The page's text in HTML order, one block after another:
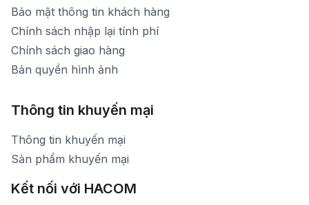
Bảo mật thông tin khách hàng
Chính sách nhập lại tính phí
Chính sách giao hàng
Bản quyền hình ảnh
Thông tin khuyến mại
Thông tin khuyến mại
Sản phẩm khuyến mại
Kết nối với HACOM